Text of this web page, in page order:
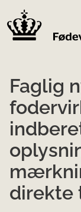
Faglig
direkte